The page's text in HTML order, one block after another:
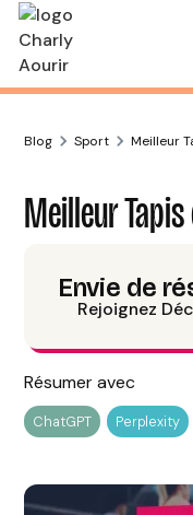
Blog Sport
Meilleur
Meilleur
Avis et Code
Charly Aourir
Résumer avec
ChatGPT Perplexity
Envie de
Rejoignez